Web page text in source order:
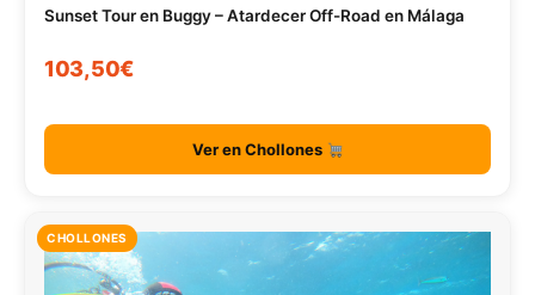
Sunset Tour en Buggy – Atardecer Off-Road en Málaga
103,50€
Ver en Chollones
CHOLLONES